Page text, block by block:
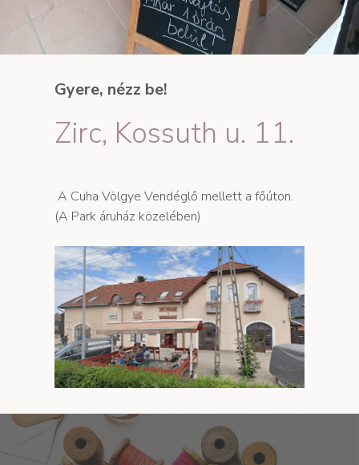
Gyere, nézz be!
Zirc, Kossuth u. 11.
A Cuha Völgye Vendéglő mellett a főúton.
(A Park áruház közelében)